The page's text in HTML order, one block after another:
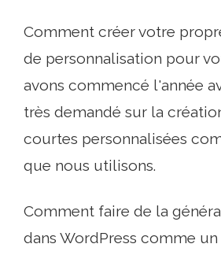
Comment créer votre
de personnalisation pour
avons commencé l'année
très demandé sur la
courtes personnalisées
que nous utilisons.
Comment faire de la
dans WordPress comme